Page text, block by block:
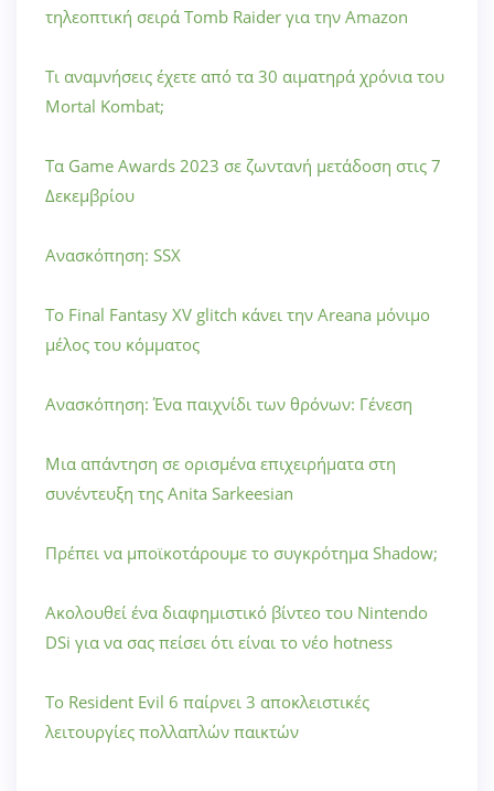
τηλεοπτική σειρά Tomb Raider για την Amazon
Τι αναμνήσεις έχετε από τα 30 αιματηρά χρόνια του
Mortal Kombat;
Τα Game Awards 2023 σε ζωντανή μετάδοση στις 7
Δεκεμβρίου
Ανασκόπηση: SSX
Το Final Fantasy XV glitch κάνει την Areana μόνιμο
μέλος του κόμματος
Ανασκόπηση: Ένα παιχνίδι των θρόνων: Γένεση
Μια απάντηση σε ορισμένα επιχειρήματα στη
συνέντευξη της Anita Sarkeesian
Πρέπει να μποϊκοτάρουμε το συγκρότημα Shadow;
Ακολουθεί ένα διαφημιστικό βίντεο του Nintendo
DSi για να σας πείσει ότι είναι το νέο hotness
Το Resident Evil 6 παίρνει 3 αποκλειστικές
λειτουργίες πολλαπλών παικτών